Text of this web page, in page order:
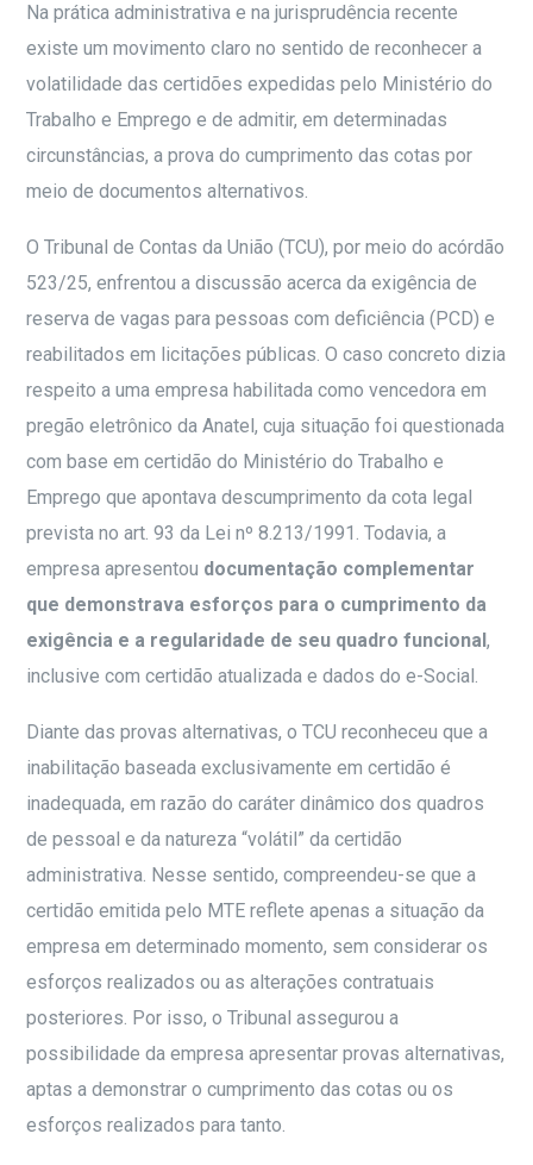
Na prática administrativa e na jurisprudência recente
existe um movimento claro no sentido de reconhecer a
volatilidade das certidões expedidas pelo Ministério do
Trabalho e Emprego e de admitir, em determinadas
circunstâncias, a prova do cumprimento das cotas por
meio de documentos alternativos.
O Tribunal de Contas da União (TCU), por meio do acórdão
523/25, enfrentou a discussão acerca da exigência de
reserva de vagas para pessoas com deficiência (PCD) e
reabilitados em licitações públicas. O caso concreto dizia
respeito a uma empresa habilitada como vencedora em
pregão eletrônico da Anatel, cuja situação foi questionada
com base em certidão do Ministério do Trabalho e
Emprego que apontava descumprimento da cota legal
prevista no art. 93 da Lei nº 8.213/1991. Todavia, a
empresa apresentou documentação complementar
que demonstrava esforços para o cumprimento da
exigência e a regularidade de seu quadro funcional,
inclusive com certidão atualizada e dados do e-Social.
Diante das provas alternativas, o TCU reconheceu que a
inabilitação baseada exclusivamente em certidão é
inadequada, em razão do caráter dinâmico dos quadros
de pessoal e da natureza “volátil” da certidão
administrativa. Nesse sentido, compreendeu-se que a
certidão emitida pelo MTE reflete apenas a situação da
empresa em determinado momento, sem considerar os
esforços realizados ou as alterações contratuais
posteriores. Por isso, o Tribunal assegurou a
possibilidade da empresa apresentar provas alternativas,
aptas a demonstrar o cumprimento das cotas ou os
esforços realizados para tanto.